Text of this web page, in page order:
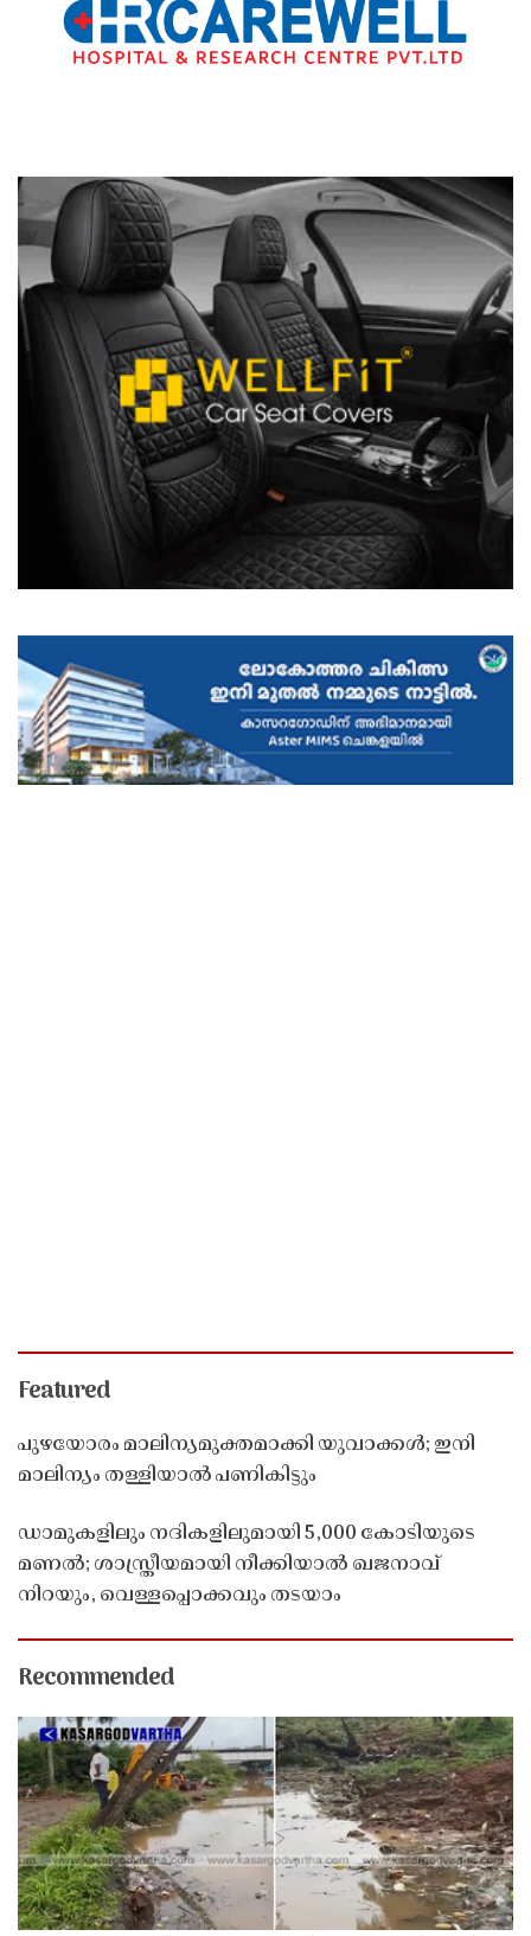
Featured
പുഴയോരം മാലിന്യമുക്തമാക്കി യുവാക്കൾ; ഇനി
മാലിന്യം തള്ളിയാൽ പണികിട്ടും
ഡാമുകളിലും നദികളിലുമായി 5,000 കോടിയുടെ
മണൽ; ശാസ്ത്രീയമായി നീക്കിയാൽ ഖജനാവ്
നിറയും, വെള്ളപ്പൊക്കവും തടയാം
Recommended